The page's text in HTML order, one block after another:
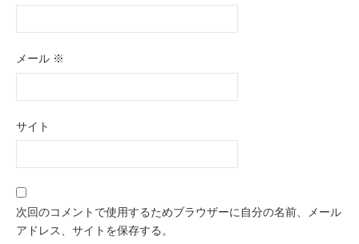
メール ※
サイト
次回のコメントで使用するためブラウザーに自分の名前、メール
アドレス、サイトを保存する。